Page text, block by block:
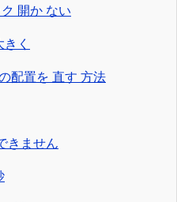
開か ない
く
配置を 直す 方法
きません